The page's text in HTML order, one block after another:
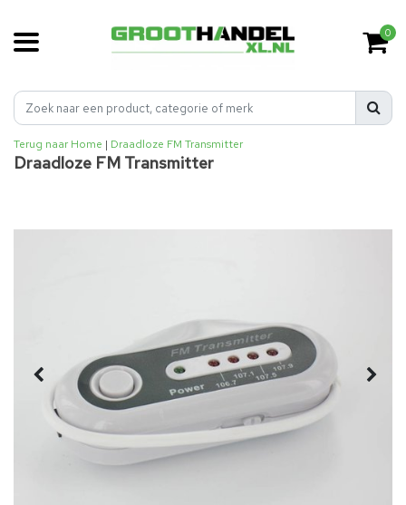
0
Terug naar Home | Draadloze FM Transmitter
Draadloze FM Transmitter